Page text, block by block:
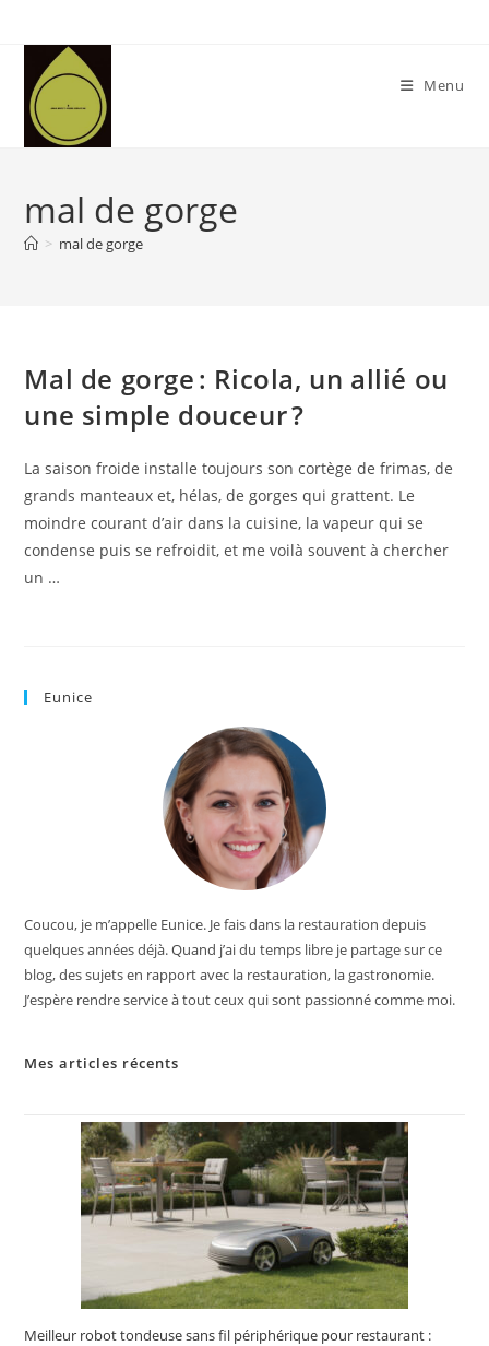
content
Menu
mal de gorge
> mal de gorge
Mal de gorge : Ricola, un allié ou
une simple douceur ?
La saison froide installe toujours son cortège de frimas, de
grands manteaux et, hélas, de gorges qui grattent. Le
moindre courant d’air dans la cuisine, la vapeur qui se
condense puis se refroidit, et me voilà souvent à chercher
un …
Eunice
Coucou, je m’appelle Eunice. Je fais dans la restauration depuis
quelques années déjà. Quand j’ai du temps libre je partage sur ce
blog, des sujets en rapport avec la restauration, la gastronomie.
J’espère rendre service à tout ceux qui sont passionné comme moi.
Mes articles récents
Meilleur robot tondeuse sans fil périphérique pour restaurant :